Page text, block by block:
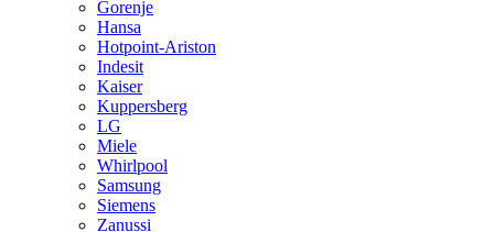
Gorenje
Hansa
Hotpoint-Ariston
Indesit
Kaiser
Kuppersberg
LG
Miele
Whirlpool
Samsung
Siemens
Zanussi